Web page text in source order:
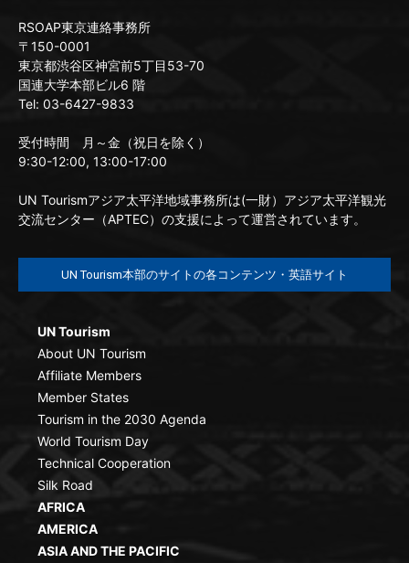
RSOAP東京連絡事務所
〒150-0001
東京都渋谷区神宮前5丁目53-70
国連大学本部ビル6 階
Tel: 03-6427-9833
受付時間 月～金（祝日を除く）
9:30-12:00, 13:00-17:00
UN Tourismアジア太平洋地域事務所は(一財）アジア太平洋観光
交流センター（APTEC）の支援によって運営されています。
UN Tourism本部のサイトの各コンテンツ・英語サイト
UN Tourism
About UN Tourism
Affiliate Members
Member States
Tourism in the 2030 Agenda
World Tourism Day
Technical Cooperation
Silk Road
AFRICA
AMERICA
ASIA AND THE PACIFIC